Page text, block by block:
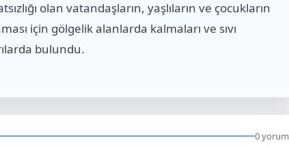
olan vatandaşların, yaşlıların ve çocukların
için gölgelik alanlarda kalmaları ve sıvı
bulundu.
0 yorum